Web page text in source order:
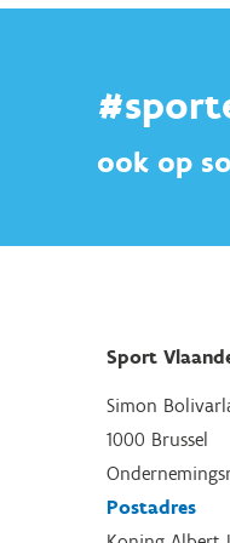
ook op
Sport
Simon
1000 Brussel
Postadres